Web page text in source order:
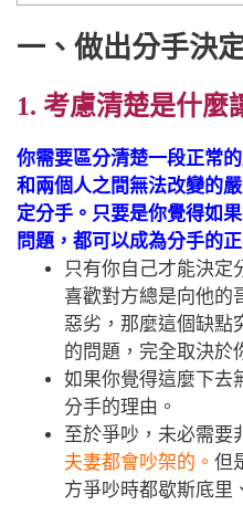
一、做出分手決
1. 考慮清楚是什麼
你需要區分清楚一段正常
和兩個人之間無法改變的
定分手。只要是你覺得如
問題，都可以成為分手的
只有你自己才能決定
喜歡對方總是向他的
惡劣，那麼這個缺點
的問題，完全取決於
如果你覺得這麼下去
分手的理由。
至於爭吵，未必需要
夫妻都會吵架的。 但
方爭吵時都歇斯底里